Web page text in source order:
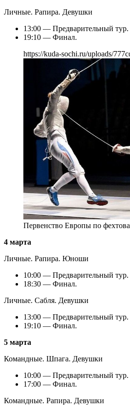
Личные. Рапира. Девушки
13:00 — Предварительный тур.
19:10 — Финал.
https://kuda-sochi.ru/uploads/
Первенство Европы по
4 марта
Личные. Рапира. Юноши
10:00 — Предварительный тур.
18:30 — Финал.
Личные. Сабля. Девушки
13:00 — Предварительный тур.
19:10 — Финал.
5 марта
Командные. Шпага. Девушки
10:00 — Предварительный тур.
17:00 — Финал.
Командные. Рапира. Девушки